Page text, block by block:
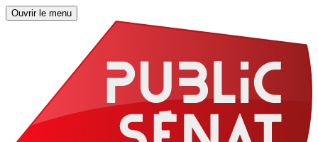
Ouvrir le menu